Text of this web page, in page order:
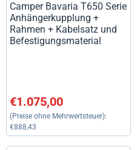
Camper Bavaria T650 Serie
Anhängerkupplung +
Rahmen + Kabelsatz und
Befestigungsmaterial
Preis: 1 075,00, ohne MwSt.:
€1.075,00
(Preise ohne Mehrwertsteuer):
€888,43